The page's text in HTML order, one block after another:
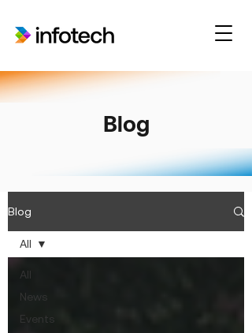
Blog
Blog
All
News
Events
All